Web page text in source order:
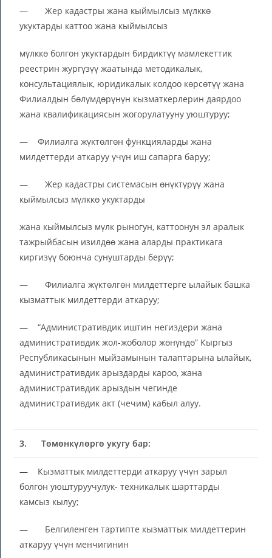
— Жер кадастры жана кыймылсыз мүлккө
укуктарды каттоо жана кыймылсыз
мүлккө болгон укуктардын бирдиктүү мамлекеттик
реестрин жургүзүү жаатында методикалык,
консультациялык, юридикалык колдоо көрсөтүү жана
Филиалдын бөлүмдөрүнүн кызматкерлерин даярдоо
жана квалификациясын жогорулатууну уюштуруу;
— Филиалга жүктөлгөн функцияларды жана
милдеттерди аткаруу үчүн иш сапарга баруу;
— Жер кадастры системасын өнүктүрүү жана
кыймылсыз мүлккө укуктарды
жана кыймылсыз мүлк рыногун, каттоонун эл аралык
тажрыйбасын изилдөө жана аларды практикага
киргизүү боюнча сунуштарды берүү;
— Филиалга жүктөлгөн милдеттерге ылайык башка
кызматтык милдеттерди аткаруу;
— “Административдик иштин негиздери жана
административдик жол-жоболор жөнүндө” Кыргыз
Республикасынын мыйзамынын талаптарына ылайык,
административдик арыздарды кароо, жана
административдик арыздын чегинде
административдик акт (чечим) кабыл алуу.
3.Төмөнкүлөргө укугу бар:
— Кызматтык милдеттерди аткаруу үчүн зарыл
болгон уюштуруучулук- техникалык шарттарды
камсыз кылуу;
— Белгиленген тартипте кызматтык милдеттерин
аткаруу үчүн менчигинин